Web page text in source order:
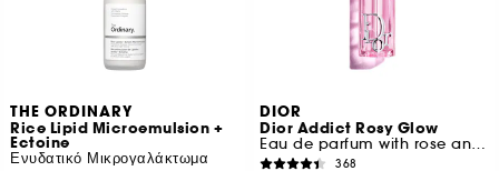
THE ORDINARY
Rice Lipid Microemulsion +
Ectoine
Ενυδατικό Μικρογαλάκτωμα
DIOR
Dior Addict Rosy Glow
Eau de parfum with rose and lychee notes
368